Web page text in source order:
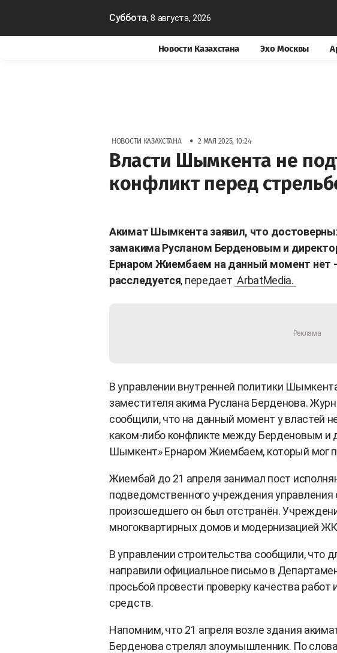
Суббота, 8 августа, 2026
Новости Казахстана Эхо Москвы
НОВОСТИ КАЗАХСТАНА • 2 МАЯ 2025, 10:24
Власти Шымкента не
конфликт перед
Акимат Шымкента заявил, что
замакима Русланом Берденовым и
Ернаром Жиембаем на данный момент нет
расследуется, передает ArbatMedia.
В управлении внутренней политики
заместителя акима Руслана Берденова.
сообщили, что на данный момент у властей
каком-либо конфликте между Берденовым и
Шымкент» Ернаром Жиембаем, который мог
Жиембай до 21 апреля занимал пост
подведомственного учреждения управления
произошедшего он был отстранён.
многоквартирных домов и модернизацией
В управлении строительства сообщили, что
направили официальное письмо в
просьбой провести проверку качества
средств.
Напомним, что 21 апреля возле здания
Берденова стрелял злоумышленник. По